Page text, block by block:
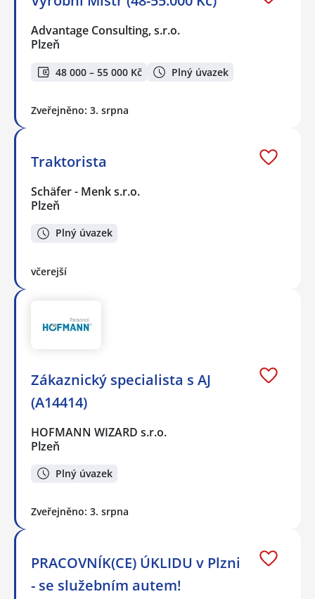
Advantage Consulting, s.r.o.
Plzeň
48 000 – 55 000 Kč Plný úvazek
Zveřejněno: 3. srpna
Traktorista
Schäfer - Menk s.r.o.
Plzeň
Plný úvazek
včerejší
Zákaznický specialista s AJ
(A14414)
HOFMANN WIZARD s.r.o.
Plzeň
Plný úvazek
Zveřejněno: 3. srpna
PRACOVNÍK(CE) ÚKLIDU v Plzni
- se služebním autem!